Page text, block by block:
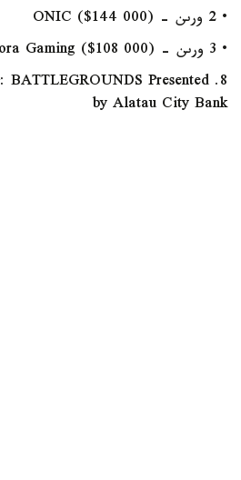
• 2 ورىن - ONIC ($144 000)
• 3 ورىن - Aurora Gaming ($108 000)
BATTLEGROUNDS Presented
by Alatau City Bank